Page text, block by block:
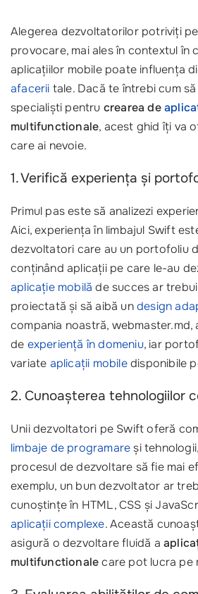
Alegerea dezvoltatorilor potriviți
provocare, mai ales în contextul în
aplicațiilor mobile poate influența
afacerii tale. Dacă te întrebi cum
specialiști pentru crearea de
multifunctionale, acest ghid îți va
care ai nevoie.
1. Verifică experiența și
Primul pas este să analizezi
Aici, experiența în limbajul Swift
dezvoltatori care au un portofoliu
conținând aplicații pe care le-au
aplicație mobilă de succes ar
proiectată și să aibă undesign
compania noastră, webmaster.md,
de experiență în domeniu, iar
variate aplicații mobiledisponibile
2. Cunoașterea tehnologiilor
Unii dezvoltatori pe Swift oferă
limbaje de programareși
procesul de dezvoltare să fie mai
exemplu, un bun dezvoltator ar
cunoștințe în HTML, CSS și
aplicații complexe. Această
asigură o dezvoltare fluidă a
multifunctionalecare pot lucra pe